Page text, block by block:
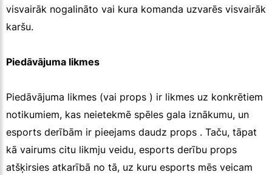
visvairāk nogalināto vai kura komanda uzvarēs visvairāk
karšu.
Piedāvājuma likmes
Piedāvājuma likmes (vai props ) ir likmes uz konkrētiem
notikumiem, kas neietekmē spēles gala iznākumu, un
esports derībām ir pieejams daudz props . Taču, tāpat
kā vairums citu likmju veidu, esports derību props
atšķirsies atkarībā no tā, uz kuru esports mēs veicam